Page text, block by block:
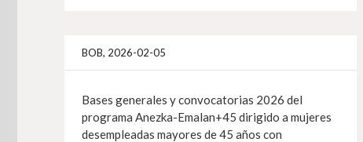
BOB, 2026-02-05
Bases generales y convocatorias 2026 del
programa Anezka-Emalan+45 dirigido a mujeres
desempleadas mayores de 45 años con